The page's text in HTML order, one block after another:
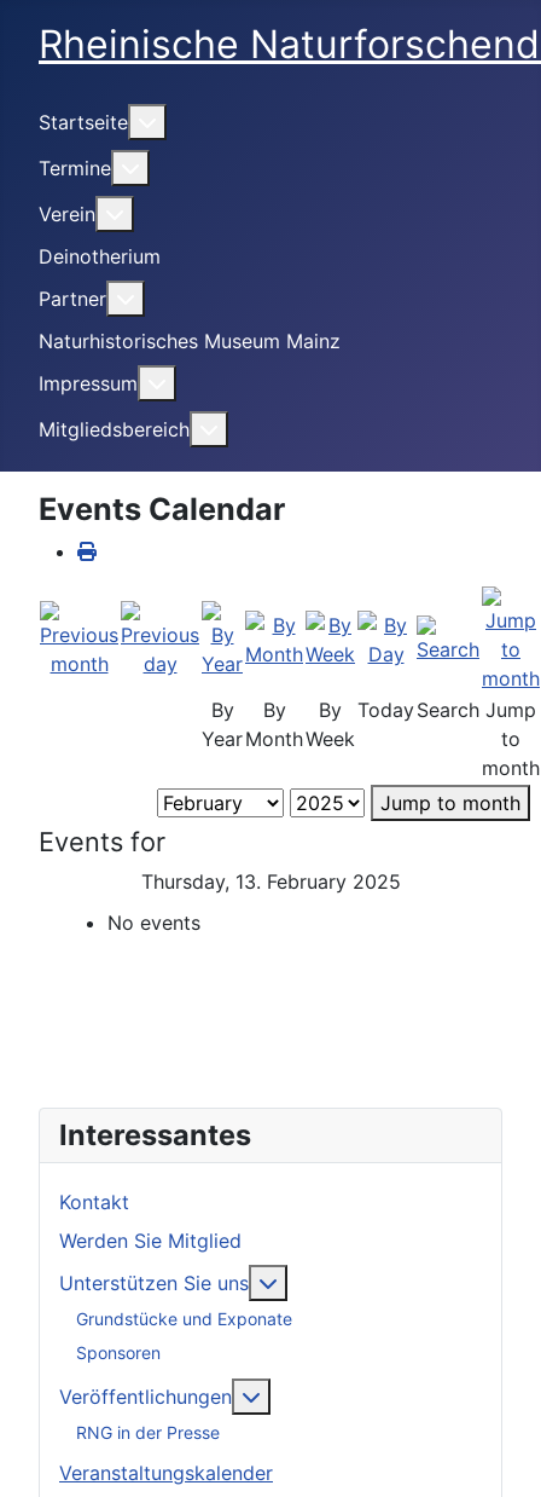
Rheinische
Startseite
Termine
Verein
Deinotherium
Partner
Naturhistorisches Museum Mainz
Impressum
Mitgliedsbereich
Events Calendar
By
Year
By
Month
By
Week
TodaySearch Jump
to
month
Jump to month
Events for
Thursday, 13. February 2025
No events
Interessantes
Kontakt
Werden Sie Mitglied
Unterstützen Sie uns
Grundstücke und Exponate
Sponsoren
Veröffentlichungen
RNG in der Presse
Veranstaltungskalender